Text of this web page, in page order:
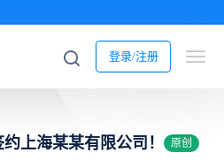
登录/注册
上海某某有限公司！ 原创